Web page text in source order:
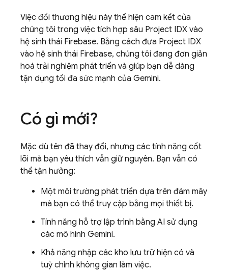
Việc đổi thương hiệu này thể hiện cam kết của
chúng tôi trong việc tích hợp sâu Project IDX vào
hệ sinh thái Firebase. Bằng cách đưa Project IDX
vào hệ sinh thái Firebase, chúng tôi đang đơn giản
hoá trải nghiệm phát triển và giúp bạn dễ dàng
tận dụng tối đa sức mạnh của Gemini.
Có gì mới?
Mặc dù tên đã thay đổi, nhưng các tính năng cốt
lõi mà bạn yêu thích vẫn giữ nguyên. Bạn vẫn có
thể tận hưởng:
Một môi trường phát triển dựa trên đám mây
mà bạn có thể truy cập bằng mọi thiết bị.
Tính năng hỗ trợ lập trình bằng AI sử dụng
các mô hình Gemini.
Khả năng nhập các kho lưu trữ hiện có và
tuỳ chỉnh không gian làm việc.